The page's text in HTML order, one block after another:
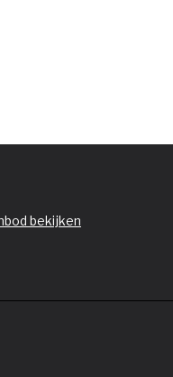
bekijken